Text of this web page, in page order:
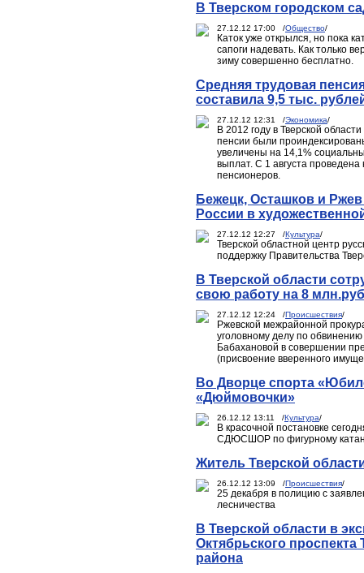
В Тверском городском
27.12.12 17:00 /Общество/
Каток уже открылся, но пока
сапоги надевать. Как только
зиму совершенно бесплатно.
Средняя трудовая
составила 9,5 тыс.
27.12.12 12:31 /Экономика/
В 2012 году в Тверской
пенсии были
увеличены на 14,1%
выплат. С 1 августа
пенсионеров.
Бежецк, Осташков и
России в
27.12.12 12:27 /Культура/
Тверской областной центр
поддержку Правительства
В Тверской области
свою работу на 8
27.12.12 12:24 /Происшествия/
Ржевской межрайонной
уголовному делу по
Бабахановой в совершении
(присвоение вверенного
Во Дворце спорта
«Дюймовочки»
26.12.12 13:11 /Культура/
В красочной постановке
СДЮСШОР по фигурному
Житель Тверской
26.12.12 13:09 /Происшествия/
25 декабря в полицию с
лесничества
В Тверской области в
Октябрьского
района